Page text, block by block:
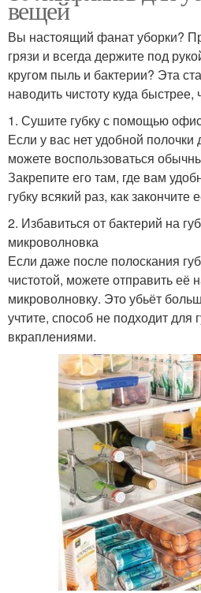
вещей
Вы настоящий фанат уборки?
грязи и всегда держите под
кругом пыль и бактерии? Эта
наводить чистоту куда
1. Сушите губку с помощью
Если у вас нет удобной полочки
можете воспользоваться
Закрепите его там, где вам
губку всякий раз, как закончите
2. Избавиться от бактерий на
микроволновка
Если даже после полоскания
чистотой, можете отправить её
микроволновку. Это убьёт
учтите, способ не подходит для
вкраплениями.